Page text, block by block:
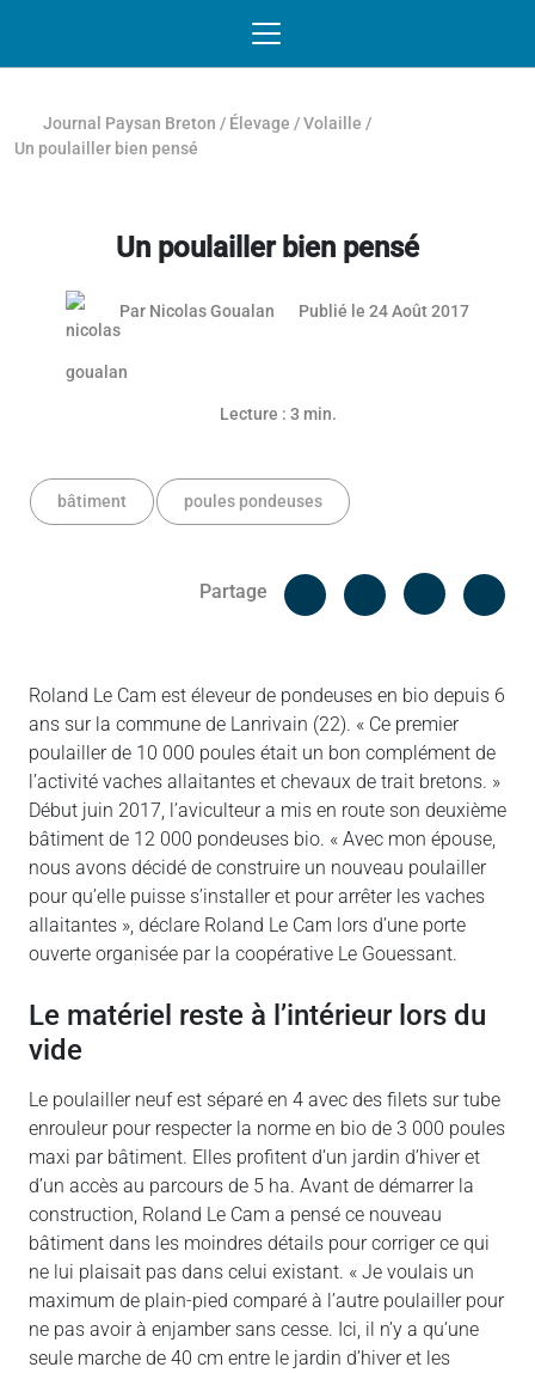
Journal Paysan Breton / Élevage /Volaille /
Un poulailler bien pensé
Un poulailler bien pensé
Par Nicolas Goualan Publié le 24 Août 2017
Lecture : 3 min.
bâtiment poules pondeuses
Partage
Facebook
Roland Le Cam est éleveur de pondeuses en bio depuis 6
ans sur la commune de Lanrivain (22). « Ce premier
poulailler de 10 000 poules était un bon complément de
l’activité vaches allaitantes et chevaux de trait bretons. »
Début juin 2017, l’aviculteur a mis en route son deuxième
bâtiment de 12 000 pondeuses bio. « Avec mon épouse,
nous avons décidé de construire un nouveau poulailler
pour qu’elle puisse s’installer et pour arrêter les vaches
allaitantes », déclare Roland Le Cam lors d’une porte
ouverte organisée par la coopérative Le Gouessant.
Le matériel reste à l’intérieur lors du
vide
Le poulailler neuf est séparé en 4 avec des filets sur tube
enrouleur pour respecter la norme en bio de 3 000 poules
maxi par bâtiment. Elles profitent d’un jardin d’hiver et
d’un accès au parcours de 5 ha. Avant de démarrer la
construction, Roland Le Cam a pensé ce nouveau
bâtiment dans les moindres détails pour corriger ce qui
ne lui plaisait pas dans celui existant. « Je voulais un
maximum de plain-pied comparé à l’autre poulailler pour
ne pas avoir à enjamber sans cesse. Ici, il n’y a qu’une
seule marche de 40 cm entre le jardin d’hiver et les